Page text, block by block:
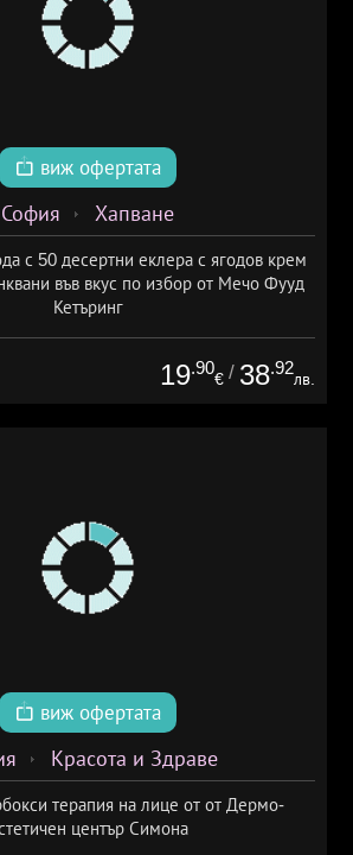
виж офертата
София Хапване
с 50 десертни еклера с ягодов крем
във вкус по избор от Мечо Фууд
Кетъринг
19.90
€ / 38.92
лв.
виж офертата
Красота и Здраве
терапия на лице от от Дермо-
център Симона